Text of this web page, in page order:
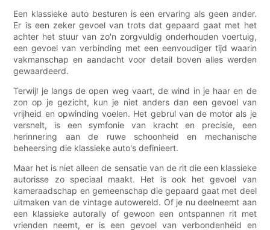
Een klassieke auto besturen is een ervaring als geen ander.
Er is een zeker gevoel van trots dat gepaard gaat met het
achter het stuur van zo'n zorgvuldig onderhouden voertuig,
een gevoel van verbinding met een eenvoudiger tijd waarin
vakmanschap en aandacht voor detail boven alles werden
gewaardeerd.
Terwijl je langs de open weg vaart, de wind in je haar en de
zon op je gezicht, kun je niet anders dan een gevoel van
vrijheid en opwinding voelen. Het gebrul van de motor als je
versnelt, is een symfonie van kracht en precisie, een
herinnering aan de ruwe schoonheid en mechanische
beheersing die klassieke auto's definieert.
Maar het is niet alleen de sensatie van de rit die een klassieke
autorisse zo speciaal maakt. Het is ook het gevoel van
kameraadschap en gemeenschap die gepaard gaat met deel
uitmaken van de vintage autowereld. Of je nu deelneemt aan
een klassieke autorally of gewoon een ontspannen rit met
vrienden neemt, er is een gevoel van verbondenheid en